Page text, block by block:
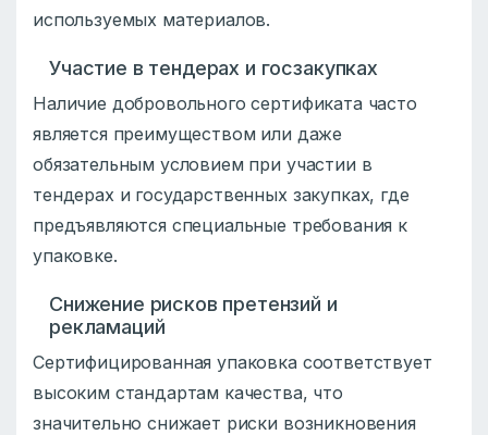
используемых материалов.
Участие в тендерах и госзакупках
Наличие добровольного сертификата часто
является преимуществом или даже
обязательным условием при участии в
тендерах и государственных закупках, где
предъявляются специальные требования к
упаковке.
Снижение рисков претензий и
рекламаций
Сертифицированная упаковка соответствует
высоким стандартам качества, что
значительно снижает риски возникновения